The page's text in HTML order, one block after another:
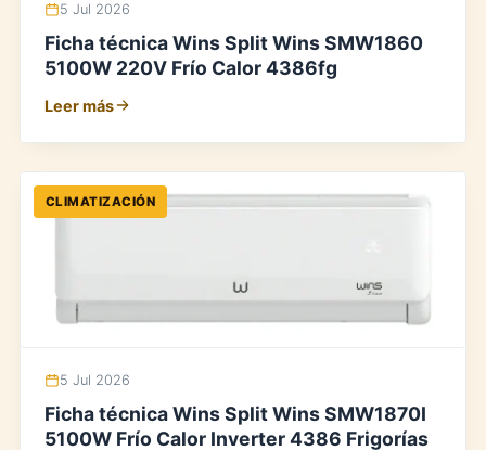
5 Jul 2026
Ficha técnica Wins Split Wins SMW1860
5100W 220V Frío Calor 4386fg
Leer más
CLIMATIZACIÓN
5 Jul 2026
Ficha técnica Wins Split Wins SMW1870I
5100W Frío Calor Inverter 4386 Frigorías